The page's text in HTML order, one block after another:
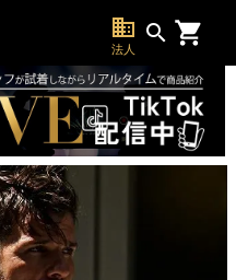
business
法人
search